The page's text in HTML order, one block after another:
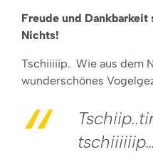
Freude und
Nichts!
Tschiiiiip. Wie aus dem
wunderschönes